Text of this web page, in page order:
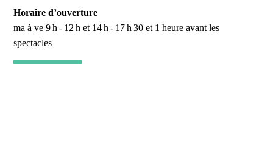
Horaire d’ouverture
ma à ve 9 h - 12 h et 14 h - 17 h 30 et 1 heure avant les
spectacles